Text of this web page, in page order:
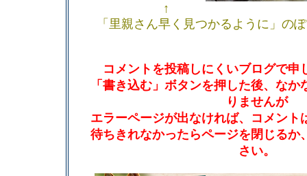
↑
「里親さん早く見つかるように」の
コメントを投稿しにくいブログで申
「書き込む」ボタンを押した後、な
りませんが
エラーページが出なければ、コメント
待ちきれなかったらページを閉じるか
さい。